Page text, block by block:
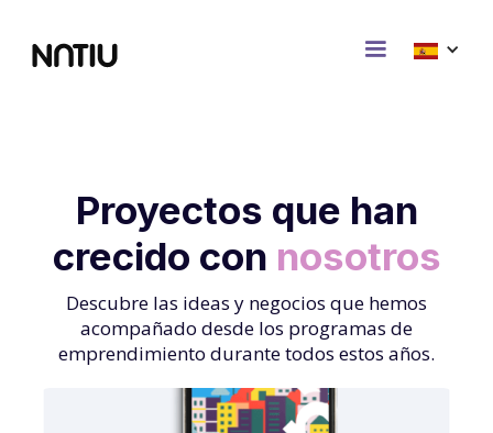
Proyectos que han
crecido con nosotros
Descubre las ideas y negocios que hemos
acompañado desde los programas de
emprendimiento durante todos estos años.